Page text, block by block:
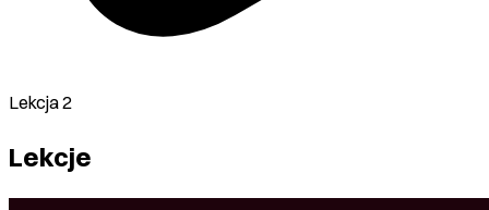
Lekcja 2
Lekcje